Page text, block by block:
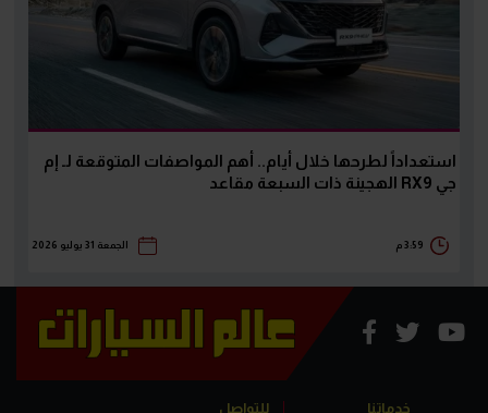
استعداداً لطرحها خلال أيام.. أهم المواصفات المتوقعة لـ إم
جي RX9 الهجينة ذات السبعة مقاعد
3:59 م الجمعة 31 يوليو 2026
خدماتنا للتواصل